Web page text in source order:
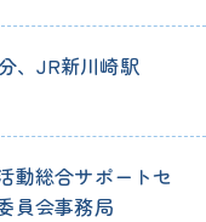
、JR新川崎駅
動総合サポートセ
員会事務局